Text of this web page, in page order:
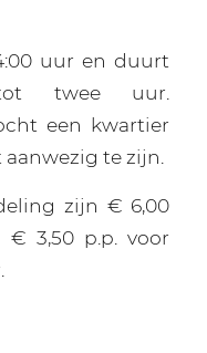
uur en duurt
tot twee uur.
een kwartier
te zijn.
zijn € 6,00
€ 3,50 p.p. voor